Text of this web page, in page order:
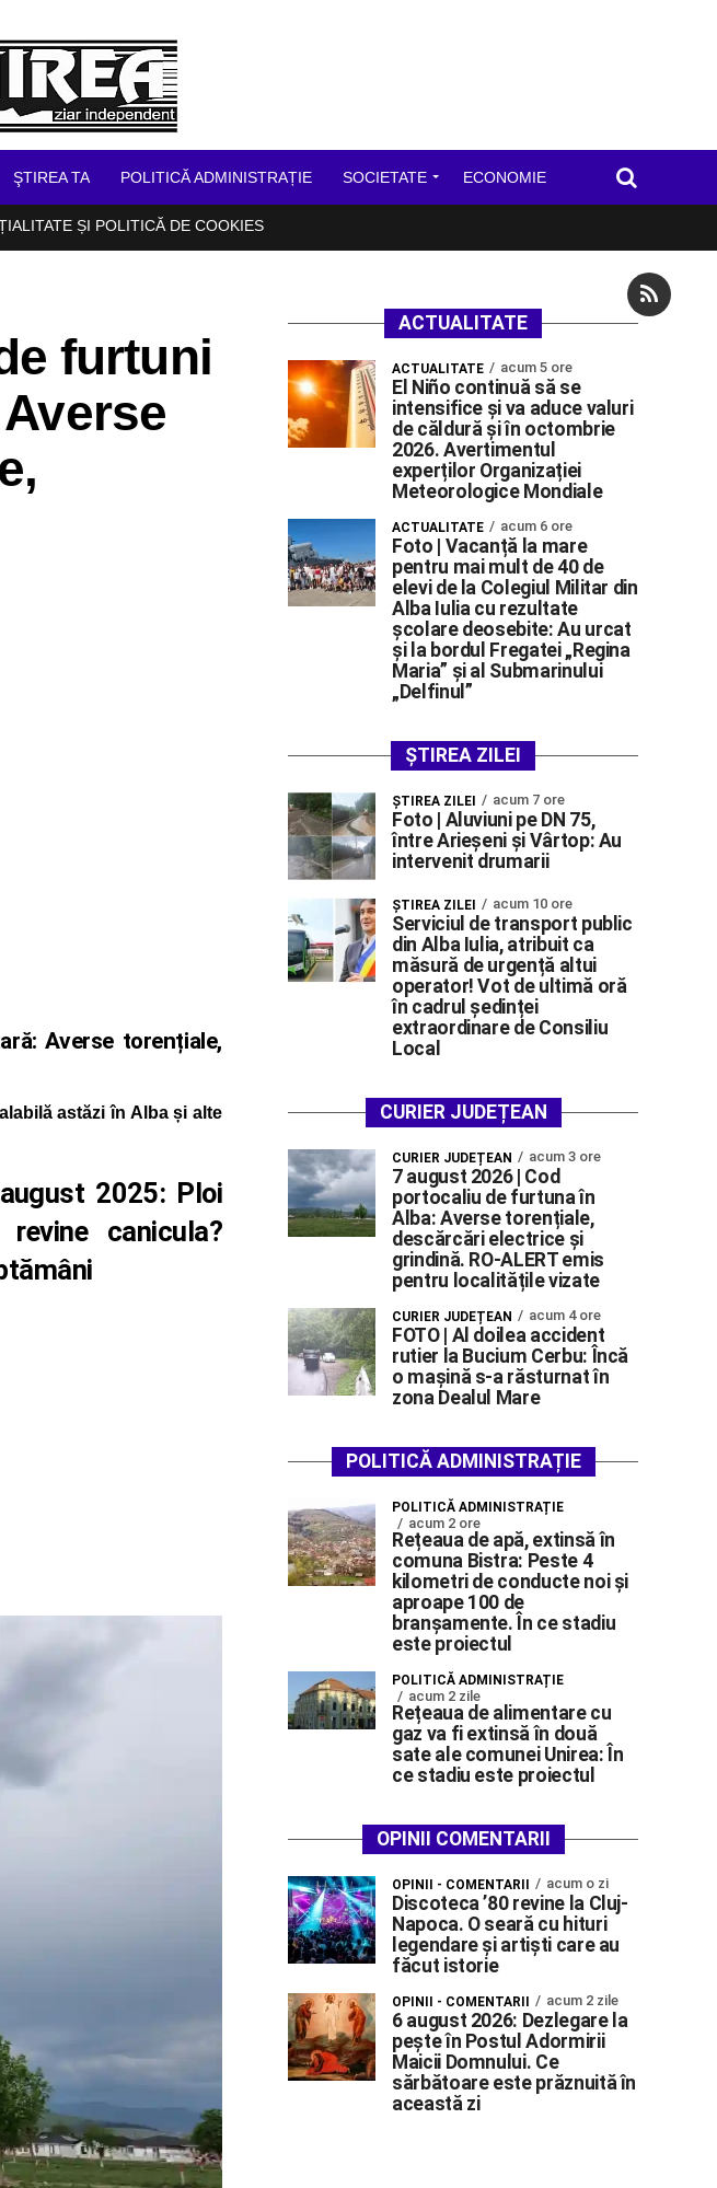
ŞTIREA TA POLITICĂ ADMINISTRAȚIE SOCIETATE ECONOMIE
ȘI POLITICĂ DE COOKIES
furtuni
Averse torențiale,
astăzi în Alba și alte
2025: Ploi
canicula?
ACTUALITATE
ACTUALITATE acum 5 ore
El Niño continuă să se
intensifice și va aduce valuri
de căldură și în octombrie
2026. Avertimentul
experților Organizației
Meteorologice Mondiale
ACTUALITATE acum 6 ore
Foto | Vacanță la mare
pentru mai mult de 40 de
elevi de la Colegiul Militar din
Alba Iulia cu rezultate
școlare deosebite: Au urcat
și la bordul Fregatei „Regina
Maria” și al Submarinului
„Delfinul”
ȘTIREA ZILEI
ŞTIREA ZILEI acum 7 ore
Foto | Aluviuni pe DN 75,
între Arieșeni și Vârtop: Au
intervenit drumarii
ŞTIREA ZILEI acum 10 ore
Serviciul de transport public
din Alba Iulia, atribuit ca
măsură de urgență altui
operator! Vot de ultimă oră
în cadrul ședinței
extraordinare de Consiliu
Local
CURIER JUDEȚEAN
CURIER JUDEȚEAN acum 3 ore
7 august 2026 | Cod
portocaliu de furtuna în
Alba: Averse torențiale,
descărcări electrice și
grindină. RO-ALERT emis
pentru localitățile vizate
CURIER JUDEȚEAN acum 4 ore
FOTO | Al doilea accident
rutier la Bucium Cerbu: Încă
o mașină s-a răsturnat în
zona Dealul Mare
POLITICĂ ADMINISTRAȚIE
POLITICĂ ADMINISTRAȚIE
acum 2 ore
Rețeaua de apă, extinsă în
comuna Bistra: Peste 4
kilometri de conducte noi și
aproape 100 de
branșamente. În ce stadiu
este proiectul
POLITICĂ ADMINISTRAȚIE
acum 2 zile
Rețeaua de alimentare cu
gaz va fi extinsă în două
sate ale comunei Unirea: În
ce stadiu este proiectul
OPINII COMENTARII
OPINII - COMENTARII acum o zi
Discoteca ’80 revine la Cluj-
Napoca. O seară cu hituri
legendare și artiști care au
făcut istorie
OPINII - COMENTARII acum 2 zile
6 august 2026: Dezlegare la
pește în Postul Adormirii
Maicii Domnului. Ce
sărbătoare este prăznuită în
această zi